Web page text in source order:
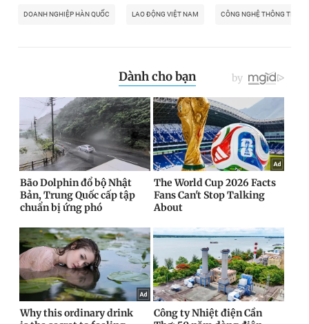
DOANH NGHIỆP HÀN QUỐC LAO ĐỘNG VIỆT NAM CÔNG NGHỆ THÔNG TIN